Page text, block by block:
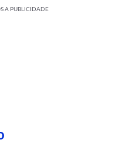
A PUBLICIDADE